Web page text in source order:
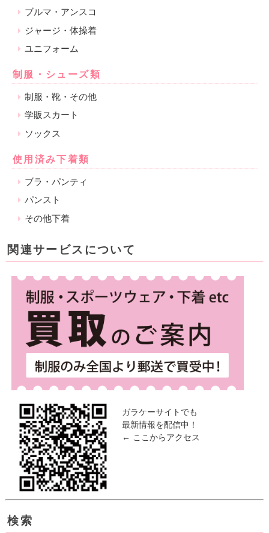
ブルマ・アンスコ
ジャージ・体操着
ユニフォーム
制服・シューズ類
制服・靴・その他
学販スカート
ソックス
使用済み下着類
ブラ・パンティ
パンスト
その他下着
関連サービスについて
ガラケーサイトでも
最新情報を配信中！
← ここからアクセス
検索